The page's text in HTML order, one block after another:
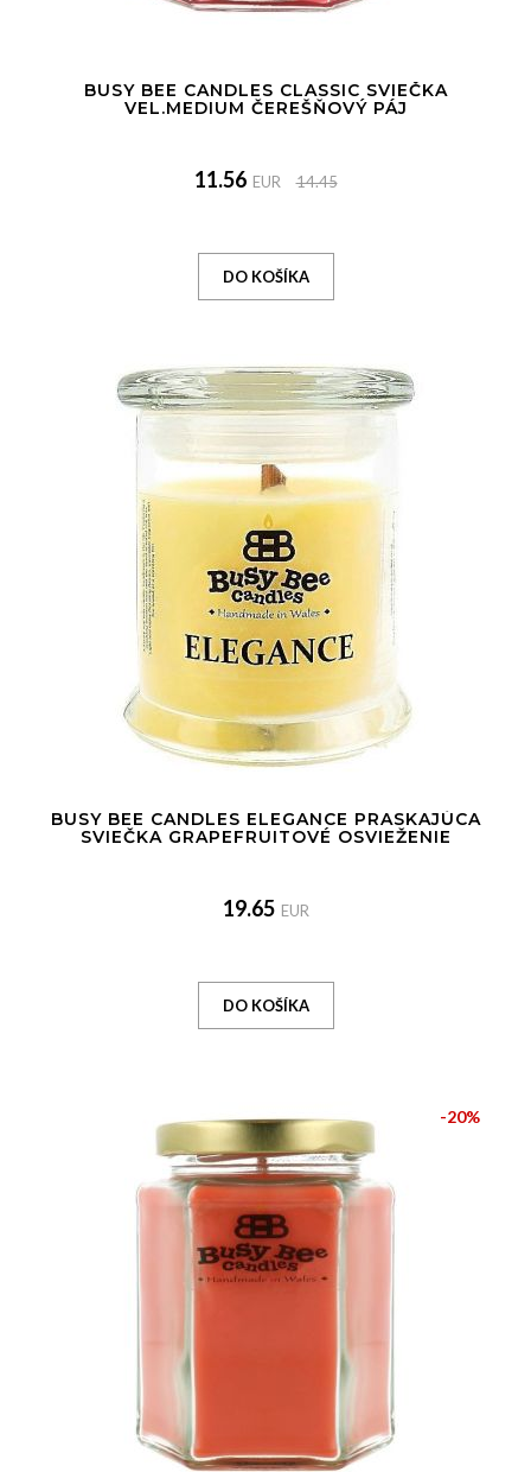
BUSY BEE CANDLES CLASSIC SVIEČKA
VEL.MEDIUM ČEREŠŇOVÝ PÁJ
11.56 EUR 14.45
BUSY BEE CANDLES ELEGANCE PRASKAJÚCA
SVIEČKA GRAPEFRUITOVÉ OSVIEŽENIE
19.65 EUR
-20%